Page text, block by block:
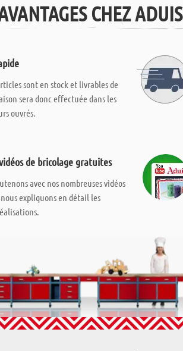
CHEZ ADUIS
sont en stock et livrables de
sera donc effectuée dans les
ouvrés.
de bricolage gratuites
avec nos nombreuses vidéos
expliquons en détail les